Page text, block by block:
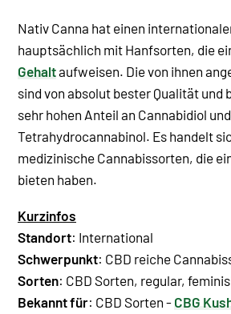
Nativ Canna hat einen
hauptsächlich mit Hanfsorten, die
Gehaltaufweisen. Die von ihnen
sind von absolut bester Qualität und
sehr hohen Anteil an Cannabidiol
Tetrahydrocannabinol. Es handelt
medizinische Cannabissorten, die
bieten haben.
Kurzinfos
Standort: International
Schwerpunkt: CBD reiche
Sorten: CBD Sorten, regular,
Bekannt für: CBD Sorten - CBG